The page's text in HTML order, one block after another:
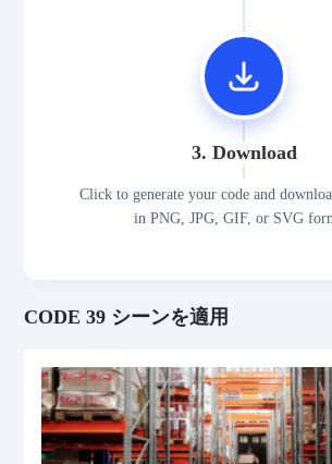
3. Download
Click to generate your code and
in PNG, JPG, GIF, or SVG
CODE 39 シーンを適用